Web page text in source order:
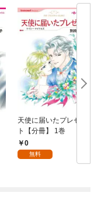
天使に届いたプレゼン
ト【分冊】 1巻
0
無料